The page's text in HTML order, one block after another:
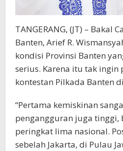
TANGERANG, (JT) – Bakal
Banten, Arief R.
kondisi Provinsi Banten
serius. Karena itu tak ingin
kontestan Pilkada Banten
“Pertama kemiskinan
pengangguran juga tinggi,
peringkat lima nasional.
sebelah Jakarta, di Pulau